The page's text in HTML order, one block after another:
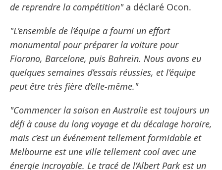
de reprendre la compétition"a déclaré Ocon.
"L’ensemble de l’équipe a fourni un effort
monumental pour préparer la voiture pour
Fiorano, Barcelone, puis Bahreïn. Nous avons eu
quelques semaines d’essais réussies, et l’équipe
peut être très fière d’elle-même."
"Commencer la saison en Australie est toujours un
défi à cause du long voyage et du décalage horaire,
mais c’est un événement tellement formidable et
Melbourne est une ville tellement cool avec une
énergie incroyable. Le tracé de l’Albert Park est un